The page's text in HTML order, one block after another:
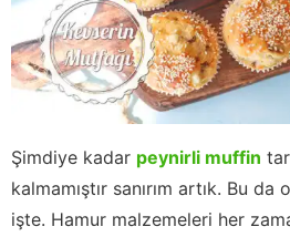
Şimdiye kadar peynirli muffin
kalmamıştır sanırım artık. Bu
işte. Hamur malzemeleri her